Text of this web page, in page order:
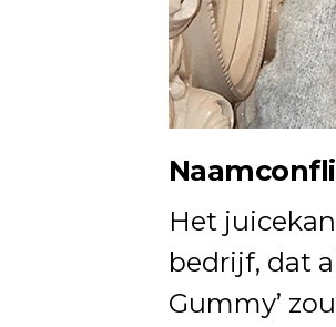
Het
bedrijf, dat
Gummy’